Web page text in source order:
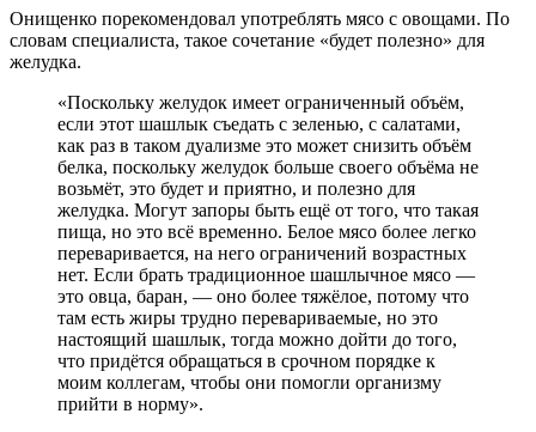
Онищенко порекомендовал употреблять мясо с овощами. По
словам специалиста, такое сочетание «будет полезно» для
желудка.
«Поскольку желудок имеет ограниченный объём,
если этот шашлык съедать с зеленью, с салатами,
как раз в таком дуализме это может снизить объём
белка, поскольку желудок больше своего объёма не
возьмёт, это будет и приятно, и полезно для
желудка. Могут запоры быть ещё от того, что такая
пища, но это всё временно. Белое мясо более легко
переваривается, на него ограничений возрастных
нет. Если брать традиционное шашлычное мясо —
это овца, баран, — оно более тяжёлое, потому что
там есть жиры трудно перевариваемые, но это
настоящий шашлык, тогда можно дойти до того,
что придётся обращаться в срочном порядке к
моим коллегам, чтобы они помогли организму
прийти в норму».